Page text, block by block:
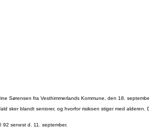
Sørensen fra Vesthimmerlands Kommune, den 18.
sker blandt seniorer, og hvorfor risikoen stiger med
92 senest d. 11. september.